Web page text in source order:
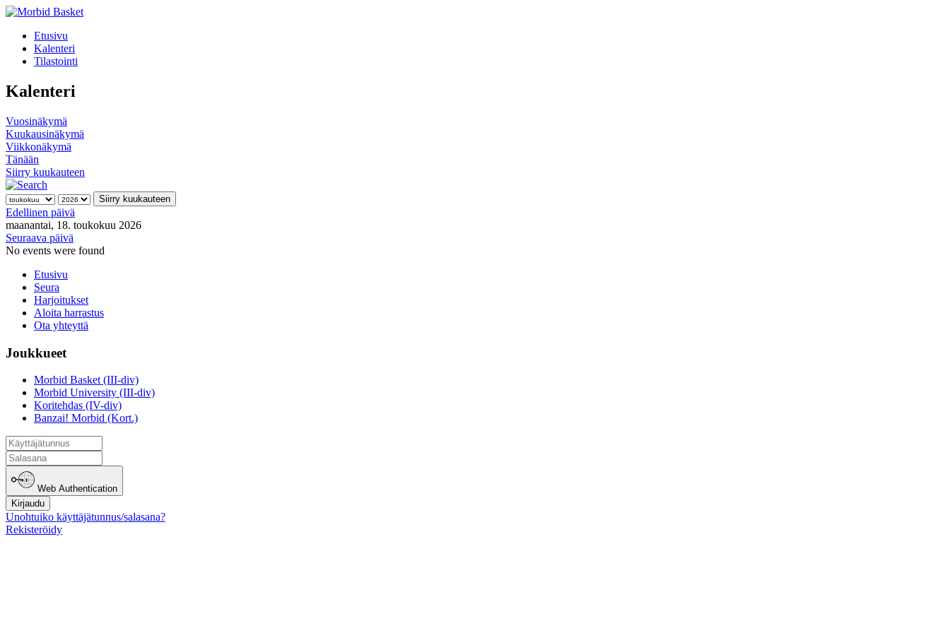
Etusivu
Kalenteri
Tilastointi
Kalenteri
Vuosinäkymä
Kuukausinäkymä
Viikkonäkymä
Tänään
Siirry kuukauteen
Siirry kuukauteen
Edellinen päivä
maanantai, 18. toukokuu 2026
Seuraava päivä
No events were found
Etusivu
Seura
Harjoitukset
Aloita harrastus
Ota yhteyttä
Joukkueet
Morbid Basket (III-div)
Morbid University (III-div)
Koritehdas (IV-div)
Banzai! Morbid (Kort.)
Web Authentication
Kirjaudu
Unohtuiko käyttäjätunnus/salasana?
Rekisteröidy